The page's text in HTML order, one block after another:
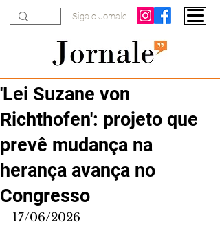
Siga o Jornale
'Lei Suzane von
Richthofen': projeto que
prevê mudança na
herança avança no
Congresso
17/06/2026